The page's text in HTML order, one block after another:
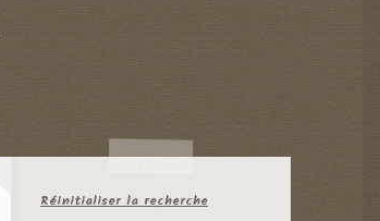
Réinitialiser la recherche